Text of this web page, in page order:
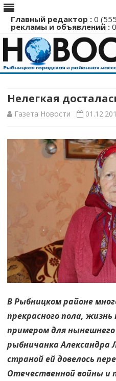
Главный редактор : 0
рекламы и объявлений :
Нелегкая
Газета Новости
В Рыбницком районе
прекрасного пола,
примером для нынешнего
рыбничанка Александра
страной ей довелось
Отечественной войны и